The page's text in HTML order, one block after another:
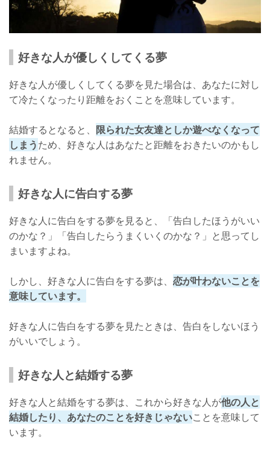
好きな人が優しくしてくる夢
好きな人が優しくしてくる夢を見た場合は、あなたに対し
て冷たくなったり距離をおくことを意味しています。
結婚するとなると、 限られた女友達としか遊べなくなって
しまうため、好きな人はあなたと距離をおきたいのかもし
れません。
好きな人に告白する夢
好きな人に告白をする夢を見ると、「告白したほうがいい
のかな？」「告白したらうまくいくのかな？」と思ってし
まいますよね。
しかし、好きな人に告白をする夢は、 恋が叶わないことを
意味しています。
好きな人に告白をする夢を見たときは、告白をしないほう
がいいでしょう。
好きな人と結婚する夢
好きな人と結婚をする夢は、これから好きな人が他の人と
結婚したり、あなたのことを好きじゃないことを意味して
います。